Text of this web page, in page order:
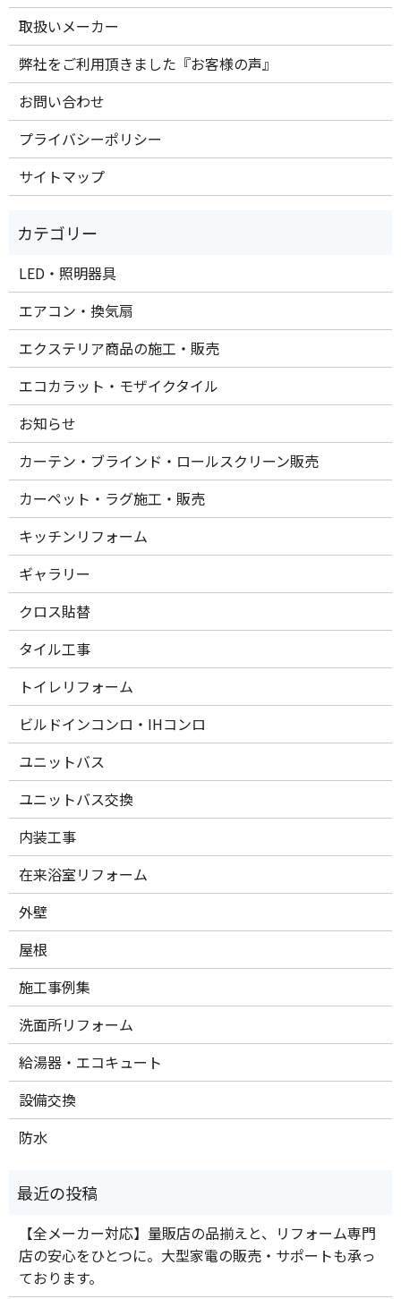
取扱いメーカー
弊社をご利用頂きました『お客様の声』
お問い合わせ
プライバシーポリシー
サイトマップ
LED・照明器具
エアコン・換気扇
エクステリア商品の施工・販売
エコカラット・モザイクタイル
お知らせ
カーテン・ブラインド・ロールスクリーン販売
カーペット・ラグ施工・販売
キッチンリフォーム
ギャラリー
クロス貼替
タイル工事
トイレリフォーム
ビルドインコンロ・IHコンロ
ユニットバス
ユニットバス交換
内装工事
在来浴室リフォーム
外壁
屋根
施工事例集
洗面所リフォーム
給湯器・エコキュート
設備交換
防水
【全メーカー対応】量販店の品揃えと、リフォーム専門
店の安心をひとつに。大型家電の販売・サポートも承っ
ております。